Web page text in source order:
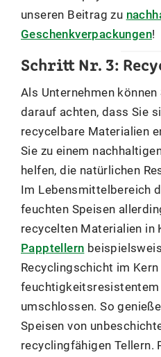
unseren Beitrag zu
Geschenkverpackungen!
Schritt Nr. 3:
Als Unternehmen
darauf achten, dass Sie
recycelbare Materialien
Sie zu einem
helfen, die natürlichen
Im Lebensmittelbereich
feuchten Speisen
recycelten Materialien in
Papptellern
Recyclingschicht im
umschlossen. So
Speisen von
recyclingfähigen Tellern.